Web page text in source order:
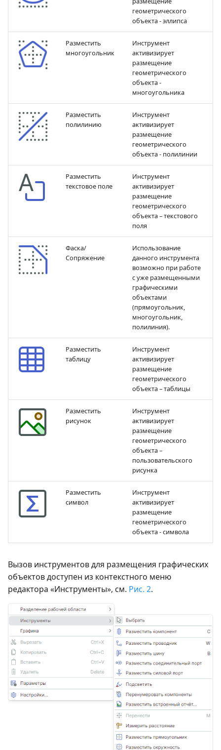
геометрического
объекта - эллипса
Разместить
многоугольник
Инструмент
активизирует
размещение
геометрического
объекта -
многоугольника
Разместить
полилинию
Инструмент
активизирует
размещение
геометрического
объекта - полилинии
Разместить
текстовое поле
Инструмент
активизирует
размещение
геометрического
объекта – текстового
поля
Фаска/
Сопряжение
Использование
данного инструмента
возможно при работе
с уже размещенными
графическими
объектами
(прямоугольник,
многоугольник,
полилиния).
Разместить
таблицу
Инструмент
активизирует
размещение
геометрического
объекта – таблицы
Разместить
рисунок
Инструмент
активизирует
размещение
геометрического
объекта –
пользовательского
рисунка
Разместить
символ
Инструмент
активизирует
размещение
геометрического
объекта - символа
Вызов инструментов для размещения графических
объектов доступен из контекстного меню
редактора «Инструменты», см. Рис. 2.